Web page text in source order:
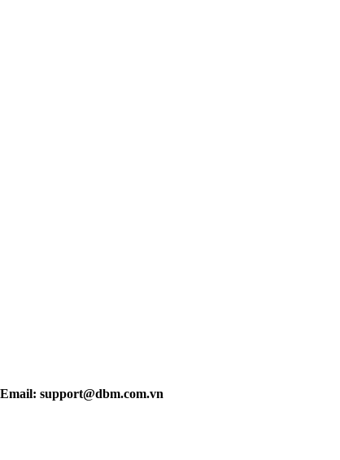
Email: support@dbm.com.vn